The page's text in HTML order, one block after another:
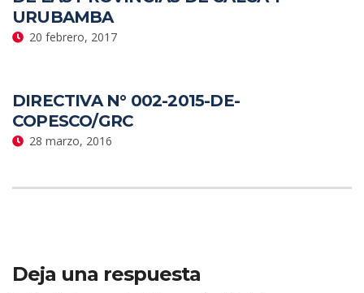
URUBAMBA
20 febrero, 2017
DIRECTIVA N° 002-2015-DE-
COPESCO/GRC
28 marzo, 2016
Deja una respuesta